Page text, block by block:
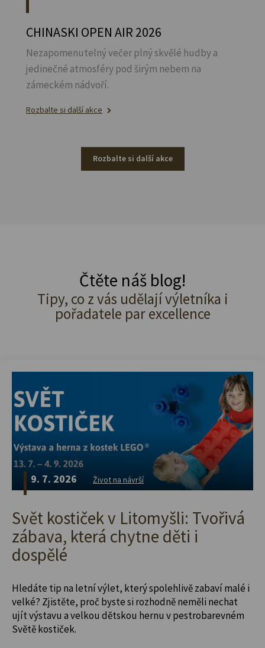
CHINASKI OPEN AIR 2026
Nezapomenutelný večer plný skvělé hudby a
jedinečné atmosféry pod širým nebem na
zámeckém nádvoří.
Rozbalte si další akce
Rozbalte si další akce
Čtěte náš blog!
Tipy, co z vás udělají výletníka i
pořadatele par excellence
9. 7. 2026 Život na návrší
Svět kostiček v Litomyšli: Tvořivá
zábava, která chytne děti i
dospělé
Hledáte tip na letní výlet, který spolehlivě zabaví malé i
velké? Zjistěte, proč byste si rozhodně neměli nechat
ujít výstavu a velkou dětskou hernu v pestrobarevném
Světě kostiček.